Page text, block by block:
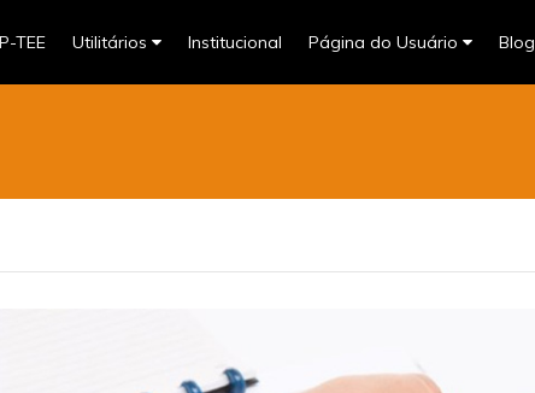
TEE Utilitários Institucional Página do Usuário Blog